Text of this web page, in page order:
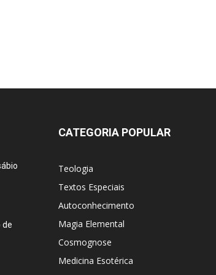
de
CATEGORIA POPULAR
Teologia
Textos Especiais
Autoconhecimento
Magia Elemental
Cosmognose
Medicina Esotérica